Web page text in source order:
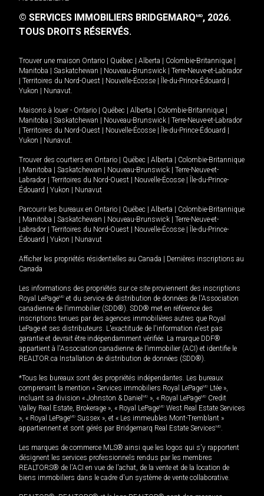
© SERVICES IMMOBILIERS BRIDGEMARQMD, 2026.
TOUS DROITS RÉSERVÉS.
Trouver une maison Ontario Québec Alberta Colombie-Britannique
Manitoba
Saskatchewan Nouveau-Brunswick
Terre-Neuve-et-Labrador
Territoires du Nord-Ouest Nouvelle-Écosse Île-du-Prince-Édouard
Yukon
Nunavut.
Maisons à louer - Ontario Québec Alberta Colombie-Britannique
Manitoba
Saskatchewan Nouveau-Brunswick
Terre-Neuve-et-Labrador
Territoires du Nord-Ouest Nouvelle-Écosse Île-du-Prince-Édouard
Yukon
Nunavut.
Trouver des courtiers en Ontario Québec Alberta
Colombie-Britannique
Manitoba Saskatchewan Nouveau-Brunswick
Terre-Neuve-et-
Labrador
Territoires du Nord-Ouest Nouvelle-Écosse
Île-du-Prince-
Édouard
Yukon Nunavut
Parcourir les bureaux en Ontario Québec Alberta
Colombie-Britannique
Manitoba Saskatchewan Nouveau-Brunswick
Terre-Neuve-et-
Labrador
Territoires du Nord-Ouest Nouvelle-Écosse
Île-du-Prince-
Édouard
Yukon Nunavut
Afficher les propriétés résidentielles au Canada
Dernières inscriptions au
Canada
Les informations des propriétés sur ce site proviennent des inscriptions
Royal LePageMD et du service de distribution de données de l'Association
canadienne de l’immobilier (SDD®). SDD® met en référence des
inscriptions tenues par des agences immobilières autres que Royal
LePage et ses distributeurs. L'exactitude de l'information n'est pas
garantie et devrait être indépendamment vérifiée. La marque DDF®
appartient à l'Association canadienne de l’immobilier (ACI) et identifie le
REALTOR.ca Installation de distribution de données (SDD®).
*Tous les bureaux sont des propriétés indépendantes. Les bureaux
comprenant la mention « Services immobiliers Royal LePageMD Ltée »,
incluant sa division « Johnston & Daniel MD », « Royal LePageMD Credit
Valley Real Estate, Brokerage », « Royal LePageMD West Real Estate Services
», « Royal LePageMD Sussex », et « Les immeubles Mont-Tremblant »
appartiennent et sont gérés par Bridgemarq Real Estate ServicesMD.
Les marques de commerce MLS® ainsi que les logos qui s'y rapportent
désignent les services professionnels rendus par les membres
REALTORS® de l'ACI en vue de l'achat, de la vente et de la location de
biens immobiliers dans le cadre d'un système de vente collaborative.